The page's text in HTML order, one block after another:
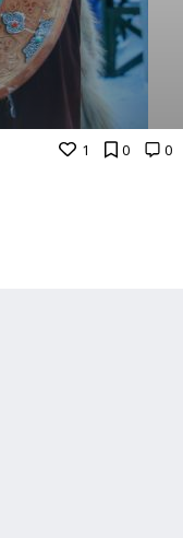
1 0 0